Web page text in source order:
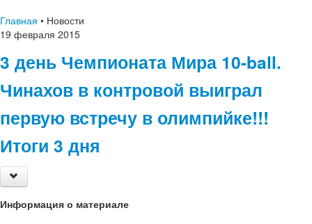
Главная • Новости
19 февраля 2015
3 день Чемпионата Мира 10-ball.
Чинахов в контровой выиграл
первую встречу в олимпийке!!!
Итоги 3 дня
Информация о материале